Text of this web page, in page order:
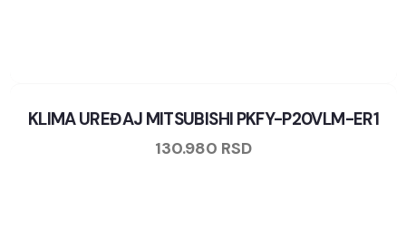
KLIMA UREĐAJ MITSUBISHI PKFY-P20VLM-ER1
130.980 RSD